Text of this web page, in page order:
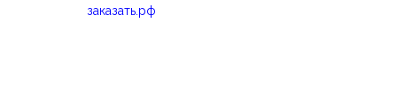
заказать.рф